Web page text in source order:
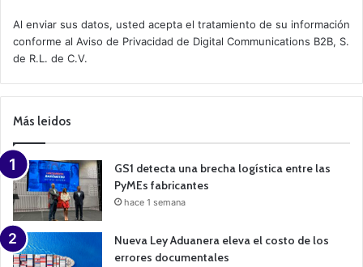
v
e
a
m
a
n
Al enviar sus datos, usted acepta el tratamiento de su información
conforme al Aviso de Privacidad de Digital Communications B2B, S.
de R.L. de C.V.
Más leidos
GS1 detecta una brecha logística entre las
PyMEs fabricantes
hace 1 semana
Nueva Ley Aduanera eleva el costo de los
errores documentales